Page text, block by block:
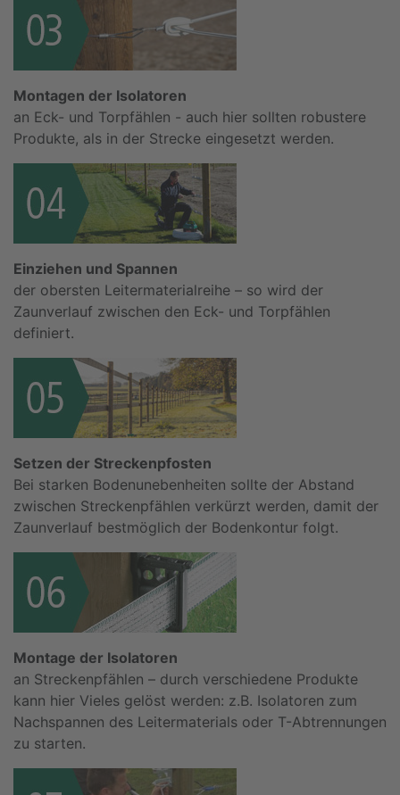
Montagen der Isolatoren
an Eck- und Torpfählen - auch hier sollten robustere
Produkte, als in der Strecke eingesetzt werden.
Einziehen und Spannen
der obersten Leitermaterialreihe – so wird der
Zaunverlauf zwischen den Eck- und Torpfählen
definiert.
Setzen der Streckenpfosten
Bei starken Bodenunebenheiten sollte der Abstand
zwischen Streckenpfählen verkürzt werden, damit der
Zaunverlauf bestmöglich der Bodenkontur folgt.
Montage der Isolatoren
an Streckenpfählen – durch verschiedene Produkte
kann hier Vieles gelöst werden: z.B. Isolatoren zum
Nachspannen des Leitermaterials oder T-Abtrennungen
zu starten.